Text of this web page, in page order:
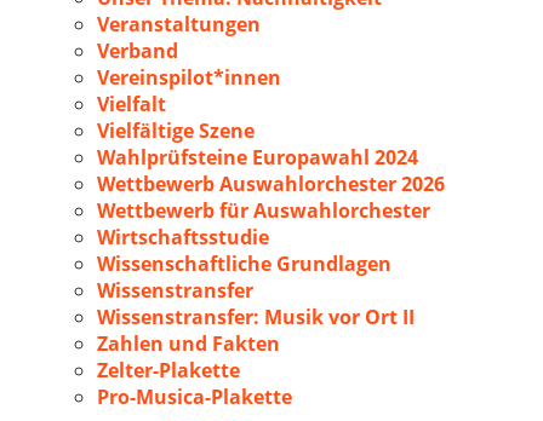
Veranstaltungen
Verband
Vereinspilot*innen
Vielfalt
Vielfältige Szene
Wahlprüfsteine Europawahl 2024
Wettbewerb Auswahlorchester 2026
Wettbewerb für Auswahlorchester
Wirtschaftsstudie
Wissenschaftliche Grundlagen
Wissenstransfer
Wissenstransfer: Musik vor Ort II
Zahlen und Fakten
Zelter-Plakette
Pro-Musica-Plakette